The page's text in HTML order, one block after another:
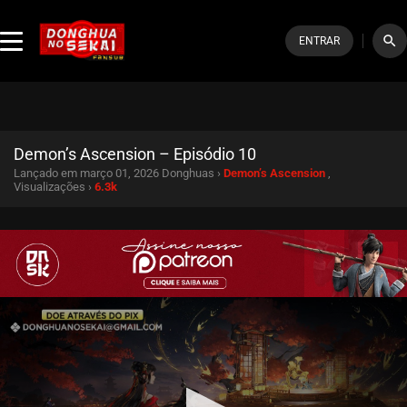
ENTRAR search
Demon’s Ascension – Episódio 10
Lançado em março 01, 2026 Donghuas › Demon’s Ascension
Visualizações › 6.3k